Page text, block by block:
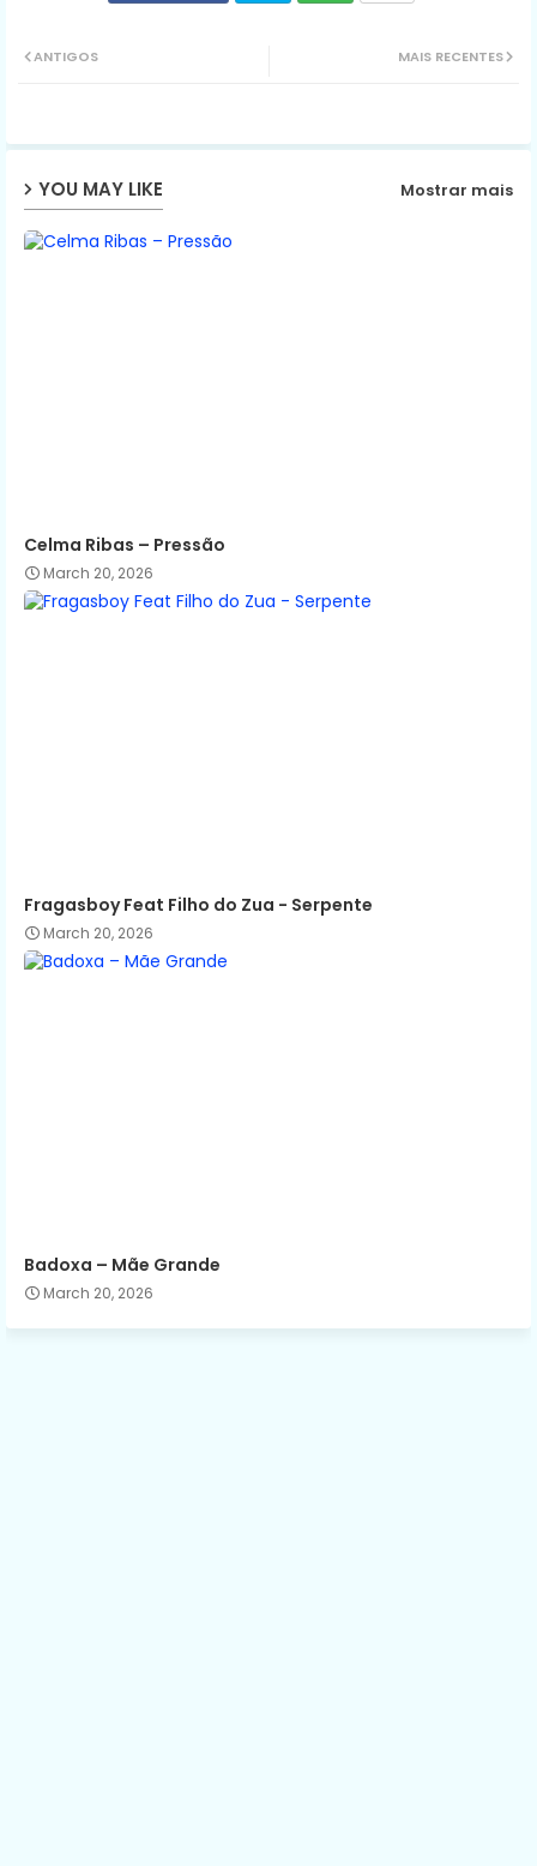
ap
MAIS RECENTES
ANTIGOS
YOU MAY LIKE Mostrar mais
Celma Ribas – Pressão
March 20, 2026
Fragasboy Feat Filho do Zua - Serpente
March 20, 2026
Badoxa – Mãe Grande
March 20, 2026